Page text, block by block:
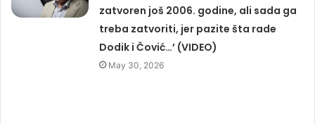
zatvoren još 2006. godine, ali sada ga
treba zatvoriti, jer pazite šta rade
Dodik i Čović…’ (VIDEO)
May 30, 2026